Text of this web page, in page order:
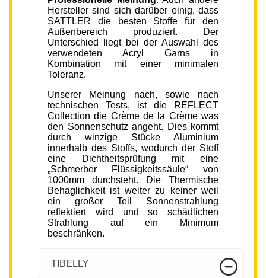
Hersteller sind sich darüber einig, dass
SATTLER die besten Stoffe für den
Außenbereich produziert. Der
Unterschied liegt bei der Auswahl des
verwendeten Acryl Garns in
Kombination mit einer minimalen
Toleranz.
Unserer Meinung nach, sowie nach
technischen Tests, ist die REFLECT
Collection die Crème de la Crème was
den Sonnenschutz angeht. Dies kommt
durch winzige Stücke Aluminium
innerhalb des Stoffs, wodurch der Stoff
eine Dichtheitsprüfung mit eine
„Schmerber Flüssigkeitssäule“ von
1000mm durchsteht. Die Thermische
Behaglichkeit ist weiter zu keiner weil
ein großer Teil Sonnenstrahlung
reflektiert wird und so schädlichen
Strahlung auf ein Minimum
beschränken.
TIBELLY